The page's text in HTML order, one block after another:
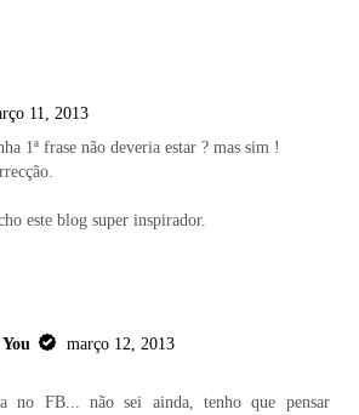
11, 2013
1ª frase não deveria estar ? mas sim !
este blog super inspirador.
março 12, 2013
no FB... não sei ainda, tenho que pensar